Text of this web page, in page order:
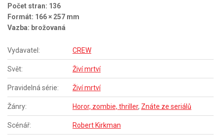
Počet stran: 136
Formát: 166 × 257 mm
Vazba: brožovaná
Vydavatel: CREW
Svět: Živí mrtví
Pravidelná série: Živí mrtví
Žánry: Horor, zombie, thriller, Znáte ze seriálů
Scénář: Robert Kirkman